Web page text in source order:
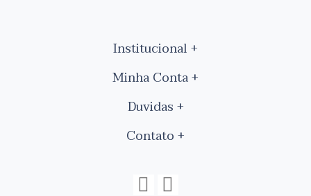
Institucional
Minha Conta
Duvidas
Contato